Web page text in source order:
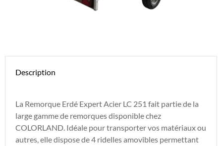
Description
La Remorque Erdé Expert Acier LC 251 fait partie de la
large gamme de remorques disponible chez
COLORLAND. Idéale pour transporter vos matériaux ou
autres, elle dispose de 4 ridelles amovibles permettant